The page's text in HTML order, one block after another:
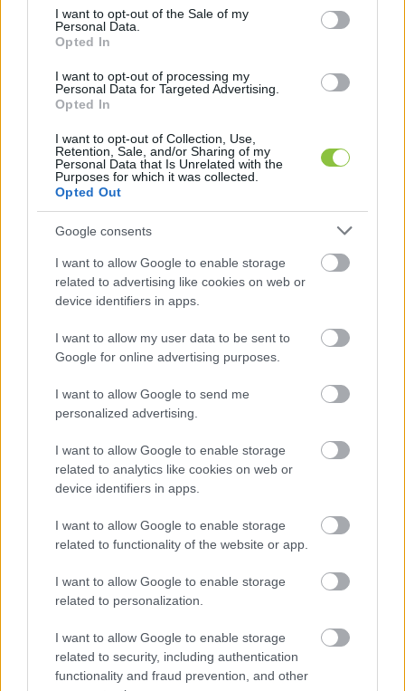
consent section.
I want to opt-out of the Sale of my
Personal Data.
Opted In
I want to opt-out of processing my
Personal Data for Targeted Advertising.
Opted In
I want to opt-out of Collection, Use,
Retention, Sale, and/or Sharing of my
Personal Data that Is Unrelated with the
Purposes for which it was collected.
Opted Out
Google consents
I want to allow Google to enable storage
related to advertising like cookies on web or
device identifiers in apps.
I want to allow my user data to be sent to
Google for online advertising purposes.
I want to allow Google to send me
personalized advertising.
I want to allow Google to enable storage
related to analytics like cookies on web or
device identifiers in apps.
I want to allow Google to enable storage
related to functionality of the website or app.
I want to allow Google to enable storage
related to personalization.
I want to allow Google to enable storage
related to security, including authentication
functionality and fraud prevention, and other
ezáltal a lakossági és az ipari ellátás biztonságát
is. – Csak akkor ugorhatunk a mélyvízbe, ha már
tudunk úszni, de legalábbis derekunkon van egy
mentőöv – fogalmazott.
Az MSZP-s európai parlamenti képviselő az
elmúlt napokban hivatalos levélben
hogy az olajimport embargója kapcsán tartsák
szankciós csomagnál törekedjenek a
kompromisszumra. Ez az eszköz ugyanis csak
akkor hatásos, ha pontosan céloznak vele, ha
félrevisz, akkor súlyosabb károkat okoz.
Ursula von der Leyen, az Európai Bizottság
elnöke szerdán reggel jelentette be az
Oroszországot érintő hatodik szankciós
csomagra vonatkozó javaslatot. Eszerint az EU
fél éven belül megszüntetné az orosz nyersolaj
vásárlását, finomított formában pedig év végéig
állítanák le a megrendeléseket. Az első hírek